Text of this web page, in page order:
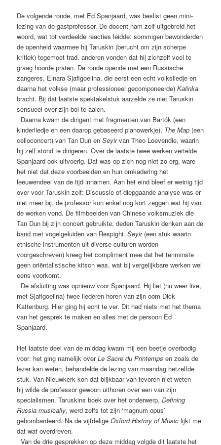
De volgende ronde, met Ed Spanjaard, was beslist geen mini-
lezing van de gastprofessor. De docent nam zelf uitgebreid het
woord, wat tot verdeelde reacties leidde: sommigen bewonderden
de openheid waarmee hij Taruskin (berucht om zijn scherpe
kritiek) tegemoet trad, anderen vonden dat hij zichzelf veel te
graag hoorde praten. De ronde opende met een Russische
zangeres, Elnara Sjafigoelina, die eerst een echt volksliedje en
daarna het volkse (maar professioneel gecomponeerde)Kalinka
bracht. Bij dat laatste spektakelstuk aarzelde ze niet Taruskin
sensueel over zijn bol te aaien.
Daarna kwam de dirigent met fragmenten van Bartók (een
kinderliedje en een daarop gebaseerd pianowerkje), The Map (een
celloconcert) van Tan Dun enSeyirvan Theo Loevendie, waarin
hij zelf stond te dirigeren. Over de laatste twee werken vertelde
Spanjaard ook uitvoerig. Dat was op zich nog niet zo erg, ware
het niet dat deze voorbeelden en hun omkadering het
leeuwendeel van de tijd innamen. Aan het eind bleef er weinig tijd
over voor Taruskin zelf: Discussie of diepgaande analyse was er
niet meer bij, de professor kon enkel nog kort zeggen wat hij van
de werken vond. De filmbeelden van Chinese volksmuziek die
Tan Dun bij zijn concert gebruikte, deden Taruskin denken aan de
band met vogelgeluiden van Respighi.Seyir(een stuk waarin
etnische instrumenten uit diverse culturen worden
voorgeschreven) kreeg het compliment mee dat het tenminste
geen oriëntalistische kitsch was, wat bij vergelijkbare werken wel
eens voorkomt.
De afsluiting was opnieuw voor Spanjaard. Hij liet (nu weer live,
met Sjafigoelina) twee liederen horen van zijn oom Dick
Kattenburg. Hier ging hij echt te ver. Dit had niets met het thema
van het gesprek te maken en alles met de persoon Ed
Spanjaard.
Het laatste deel van de middag kwam mij een beetje overbodig
voor: het ging namelijk overLe Sacre du Printemps en zoals de
lezer kan weten, behandelde de lezing van maandag hetzelfde
stuk. Van Nieuwkerk kon dat blijkbaar van tevoren niet weten –
hij wilde de professor gewoon uithoren over een van zijn
specialismen. Taruskins boek over het onderwerp,Defining
Russia musically, werd zelfs tot zijn ‘magnum opus’
gebombardeerd. Na de vijfdeligeOxford History of Music lijkt me
dat wat overdreven.
Van de drie gesprekken op deze middag volgde dit laatste het